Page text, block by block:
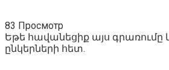
83 Просмотр
Եթե հավանեցիք այս գրառումը
ընկերների հետ.